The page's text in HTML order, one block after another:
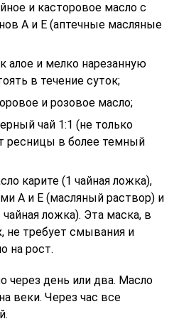
и касторовое масло с
А и Е (аптечные масляные
алое и мелко нарезанную
в течение суток;
и розовое масло;
чай 1:1 (не только
ресницы в более темный
карите (1 чайная ложка),
А и Е (масляный раствор) и
ложка). Эта маска, в
не требует смывания и
на рост.
через день или два. Масло
веки. Через час все